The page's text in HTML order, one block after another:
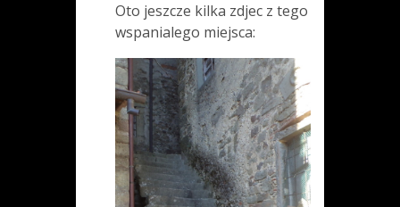
Oto jeszcze kilka zdjec z tego
wspanialego miejsca: